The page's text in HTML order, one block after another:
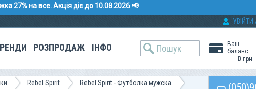
27% на все. Акція діє до 10.08.2026 📢
УВІЙТИ
Ваш
баланс:
0 грн
РОЗПРОДАЖ ІНФО
Rebel Spirit Rebel Spirit - Футболка мужска